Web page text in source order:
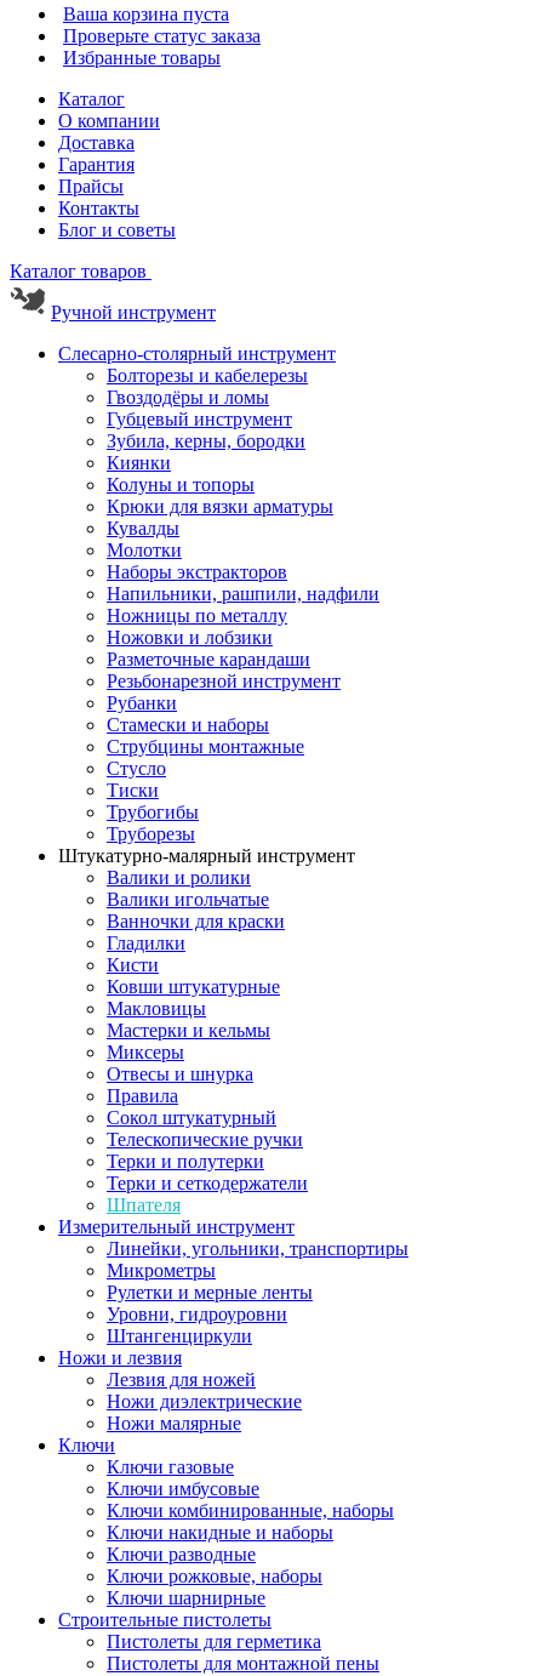
Ваша корзина пуста
Проверьте статус заказа
Избранные товары
Каталог
О компании
Доставка
Гарантия
Прайсы
Контакты
Блог и советы
Каталог товаров
Ручной инструмент
Слесарно-столярный инструмент
Болторезы и кабелерезы
Гвоздодёры и ломы
Губцевый инструмент
Зубила, керны, бородки
Киянки
Колуны и топоры
Крюки для вязки арматуры
Кувалды
Молотки
Наборы экстракторов
Напильники, рашпили, надфили
Ножницы по металлу
Ножовки и лобзики
Разметочные карандаши
Резьбонарезной инструмент
Рубанки
Стамески и наборы
Струбцины монтажные
Стусло
Тиски
Трубогибы
Труборезы
Штукатурно-малярный инструмент
Валики и ролики
Валики игольчатые
Ванночки для краски
Гладилки
Кисти
Ковши штукатурные
Макловицы
Мастерки и кельмы
Миксеры
Отвесы и шнурка
Правила
Сокол штукатурный
Телескопические ручки
Терки и полутерки
Терки и сеткодержатели
Шпателя
Измерительный инструмент
Линейки, угольники, транспортиры
Микрометры
Рулетки и мерные ленты
Уровни, гидроуровни
Штангенциркули
Ножи и лезвия
Лезвия для ножей
Ножи диэлектрические
Ножи малярные
Ключи
Ключи газовые
Ключи имбусовые
Ключи комбинированные, наборы
Ключи накидные и наборы
Ключи разводные
Ключи рожковые, наборы
Ключи шарнирные
Строительные пистолеты
Пистолеты для герметика
Пистолеты для монтажной пены